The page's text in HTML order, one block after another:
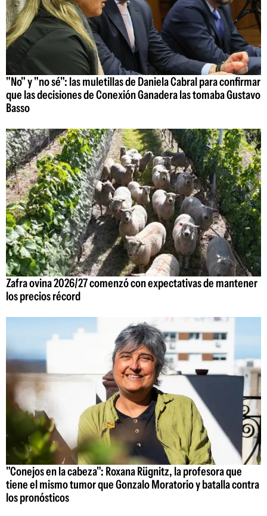
"No" y "no sé": las muletillas de Daniela Cabral para confirmar
que las decisiones de Conexión Ganadera las tomaba Gustavo
Basso
Zafra ovina 2026/27 comenzó con expectativas de mantener
los precios récord
"Conejos en la cabeza": Roxana Rügnitz, la profesora que
tiene el mismo tumor que Gonzalo Moratorio y batalla contra
los pronósticos